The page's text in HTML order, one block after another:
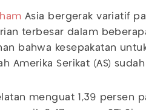
Asia bergerak variatif
terbesar dalam
bahwa kesepakatan
Amerika Serikat (AS)
menguat 1,39 persen